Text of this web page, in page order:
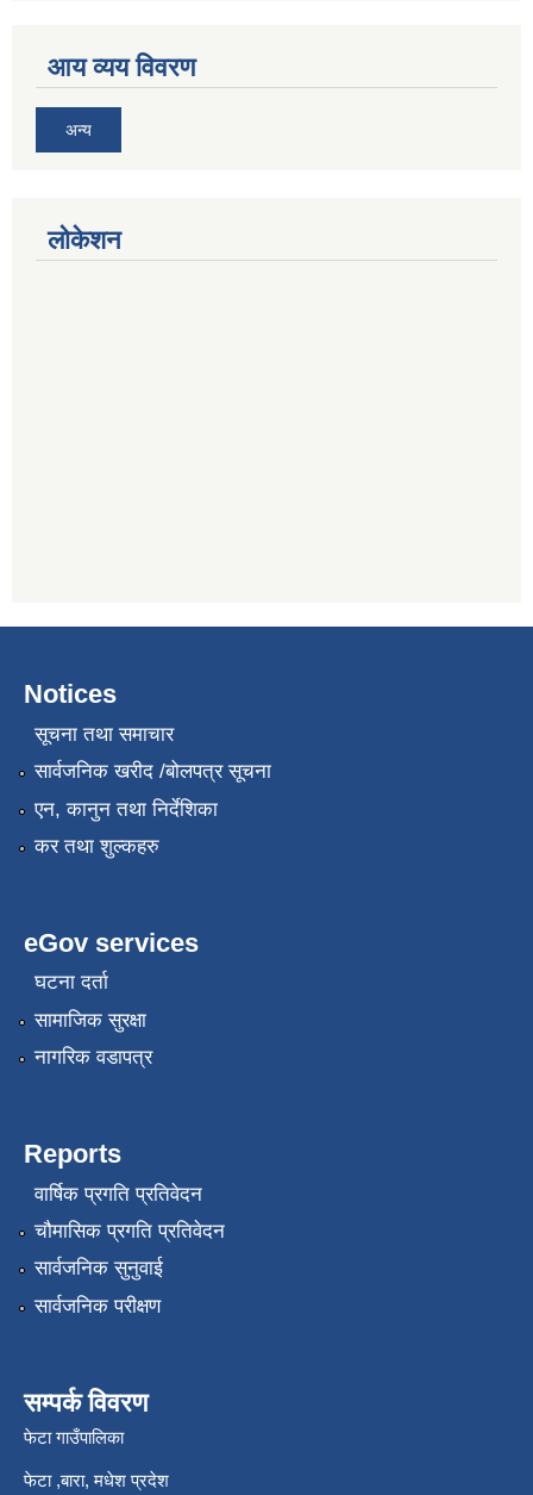
आय व्यय विवरण
अन्य
लोकेशन
Notices
सूचना तथा समाचार
सार्वजनिक खरीद /बोलपत्र सूचना
एन, कानुन तथा निर्देशिका
कर तथा शुल्कहरु
eGov services
घटना दर्ता
सामाजिक सुरक्षा
नागरिक वडापत्र
Reports
वार्षिक प्रगति प्रतिवेदन
चौमासिक प्रगति प्रतिवेदन
सार्वजनिक सुनुवाई
सार्वजनिक परीक्षण
सम्पर्क विवरण
फेटा गाउँपालिका
फेटा ,बारा, मधेश प्रदेश